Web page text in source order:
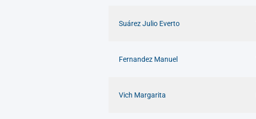
Suárez Julio Everto
Fernandez Manuel
Vich Margarita